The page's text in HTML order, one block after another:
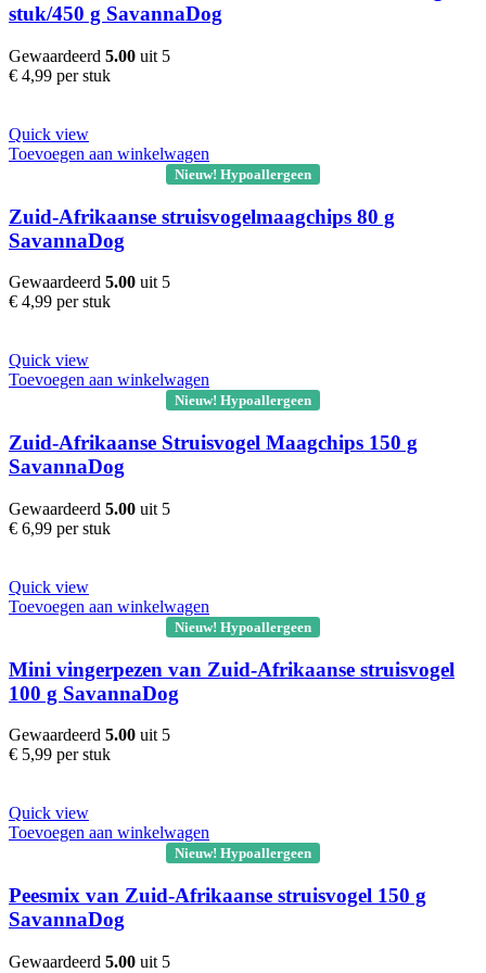
stuk/450 g SavannaDog
Gewaardeerd 5.00 uit 5
€ 4,99 per stuk
Quick view
Toevoegen aan winkelwagen
Nieuw! Hypoallergeen
Zuid-Afrikaanse struisvogelmaagchips 80 g
SavannaDog
Gewaardeerd 5.00 uit 5
€ 4,99 per stuk
Quick view
Toevoegen aan winkelwagen
Nieuw! Hypoallergeen
Zuid-Afrikaanse Struisvogel Maagchips 150 g
SavannaDog
Gewaardeerd 5.00 uit 5
€ 6,99 per stuk
Quick view
Toevoegen aan winkelwagen
Nieuw! Hypoallergeen
Mini vingerpezen van Zuid-Afrikaanse struisvogel
100 g SavannaDog
Gewaardeerd 5.00 uit 5
€ 5,99 per stuk
Quick view
Toevoegen aan winkelwagen
Nieuw! Hypoallergeen
Peesmix van Zuid-Afrikaanse struisvogel 150 g
SavannaDog
Gewaardeerd 5.00 uit 5